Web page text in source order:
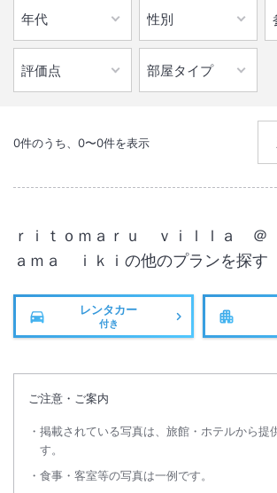
「離島に暮らすように泊まる一棟貸しヴィラ」露
のい、ＢＢＱテラスで壱岐の食材を堪能！
無線LAN 駐車
0件のうち、 0〜0件を表示
ｒｉｔｏｍａｒｕ ｖｉｌｌａ ＠
ａｍａ ｉｋｉ の他のプランを探す
レンタカー
付き
ご注意・ご案内
掲載されている写真は、旅館・ホテルから提
す。
食事・客室等の写真は一例です。